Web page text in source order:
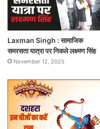
Laxman Singh : सामाजिक
समरसता यात्रा पर निकले लक्ष्मण सिंह
November 12, 2025